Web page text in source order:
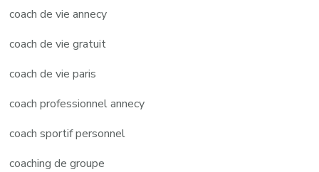
coach de vie annecy
coach de vie gratuit
coach de vie paris
coach professionnel annecy
coach sportif personnel
coaching de groupe